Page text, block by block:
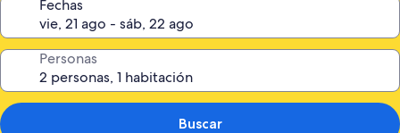
Fechas
Personas
Buscar